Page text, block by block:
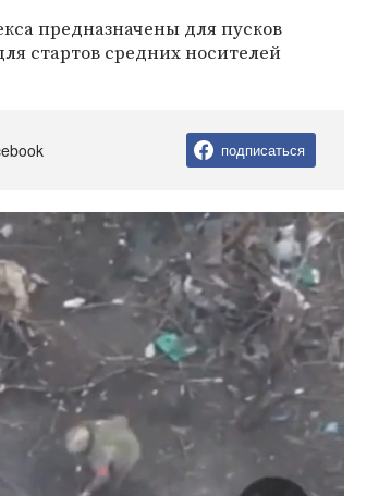
предназначены для пусков
стартов средних носителей
подписаться